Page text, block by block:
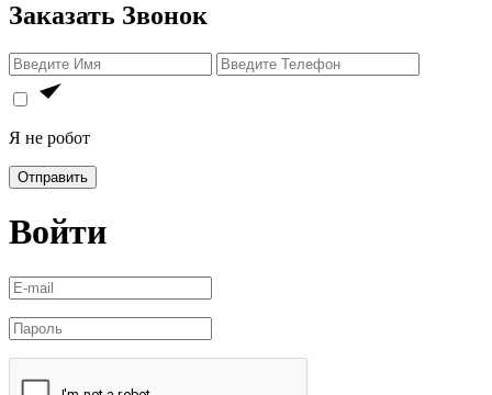
Заказать Звонок
Я не робот
Отправить
Войти